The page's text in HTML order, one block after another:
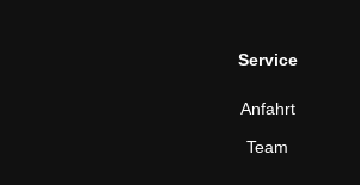
Service
Anfahrt
Team